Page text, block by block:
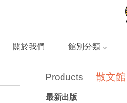
關於我們 館別分類
Products 散文館
最新出版